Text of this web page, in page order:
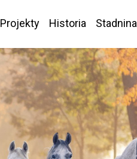
Projekty Historia Stadnina